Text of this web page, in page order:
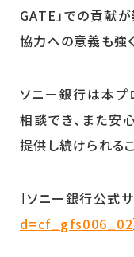
GATE」での貢献
協力への意義も強
ソニー銀行は本プ
相談でき、また安
提供し続けられる
［ソニー銀行公式サ
d=cf_gfs006_02